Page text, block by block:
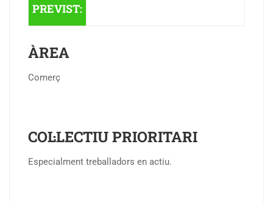
PREVIST:
ÀREA
Comerç
COL·LECTIU PRIORITARI
Especialment treballadors en actiu.